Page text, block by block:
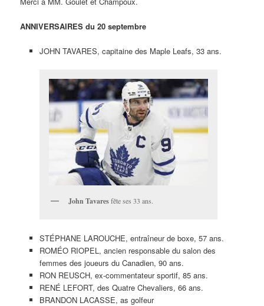
ANNIVERSAIRES du 20 septembre
JOHN TAVARES, capitaine des Maple Leafs, 33 ans.
John Tavaresfête ses 33 ans.
STÉPHANE LAROUCHE, entraîneur de boxe, 57 ans.
ROMÉO RIOPEL, ancien responsable du salon des
femmes des joueurs du Canadien, 90 ans.
RON REUSCH, ex-commentateur sportif, 85 ans.
RENÉ LEFORT, des Quatre Chevaliers, 66 ans.
BRANDON LACASSE, as golfeur